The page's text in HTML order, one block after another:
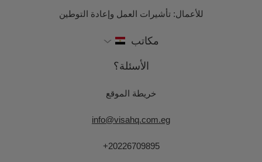
للأعمال: تأشيرات العمل وإعادة التوطين
مكاتب
الأسئلة؟
خريطة الموقع
info@visahq.com.eg
+20226709895